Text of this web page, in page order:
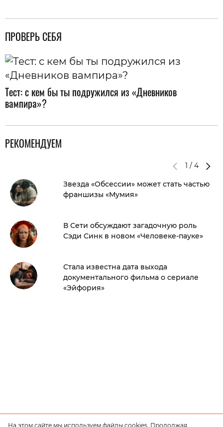
ПРОВЕРЬ СЕБЯ
Тест: с кем бы ты подружился из «Дневников
вампира»?
РЕКОМЕНДУЕМ
1 / 4
Звезда «Обсессии» может стать частью
франшизы «Мумия»
В Сети обсуждают загадочную роль
Сэди Синк в новом «Человеке-пауке»
Стала известна дата выхода
документального фильма о сериале
«Эйфория»
На этом сайте мы используем файлы cookies. Продолжая